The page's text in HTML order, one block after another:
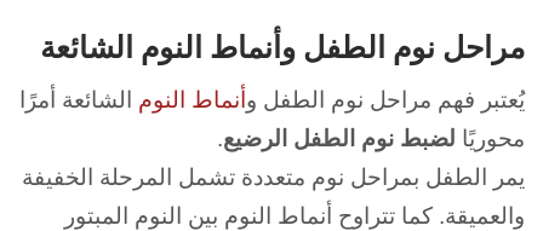
مراحل نوم الطفل وأنماط النوم الشائعة
يُعتبر فهم مراحل نوم الطفل و أنماط النوم الشائعة أمرًا
محوريًا لضبط نوم الطفل الرضيع.
يمر الطفل بمراحل نوم متعددة تشمل المرحلة الخفيفة
والعميقة. كما تتراوح أنماط النوم بين النوم المبتور